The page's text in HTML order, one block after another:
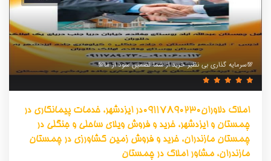
💯سرمایه گذاری بی نظیر خرید از شما تضمین سود از ما💯
املاک دلاوران09117890230در ایزدشهر، خدمات پیمانکاری در
چمستان و ایزدشهر، خرید و فروش ویلای ساحلی و جنگلی در
چمستان مازندران، خرید و فروش زمین کشاورزی در چمستان
مازندران، مشاور املاک در چمستان